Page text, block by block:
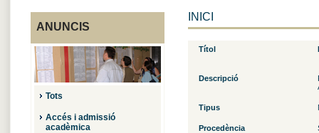
ANUNCIS
Tots
Accés i admissió
acadèmica
INICI
Títol
Descripció
Tipus
Procedència